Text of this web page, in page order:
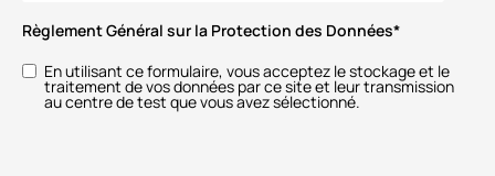
Règlement Général sur la Protection des Données*
En utilisant ce formulaire, vous acceptez le stockage et le
traitement de vos données par ce site et leur transmission
au centre de test que vous avez sélectionné.